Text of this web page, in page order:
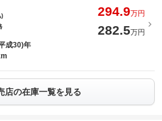
294.9万円
282.5万円
成30)年
店の在庫一覧を見る